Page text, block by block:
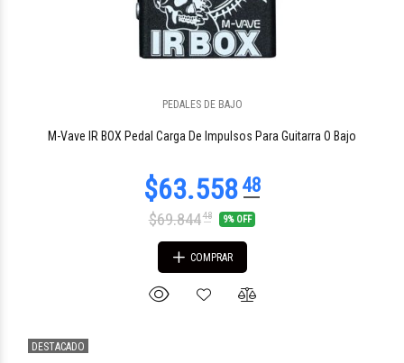
PEDALES DE BAJO
M-Vave IR BOX Pedal Carga De Impulsos Para Guitarra O Bajo
$69.84448 9% OFF
COMPRAR
DESTACADO